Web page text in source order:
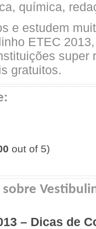
química,
e estudem
ETEC
super
gratuitos.
out of 5)
– Dicas de